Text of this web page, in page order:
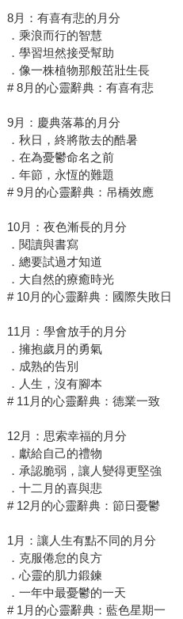
8月：有喜有悲的月分
．乘浪而行的智慧
．學習坦然接受幫助
．像一株植物那般茁壯生長
# 8月的心靈辭典：有喜有悲
9月：慶典落幕的月分
．秋日，終將散去的酷暑
．在為憂鬱命名之前
．年節，永恆的難題
# 9月的心靈辭典：吊橋效應
10月：夜色漸長的月分
．閱讀與書寫
．總要試過才知道
．大自然的療癒時光
# 10月的心靈辭典：國際失敗日
11月：學會放手的月分
．擁抱歲月的勇氣
．成熟的告別
．人生，沒有腳本
# 11月的心靈辭典：德業一致
12月：思索幸福的月分
．獻給自己的禮物
．承認脆弱，讓人變得更堅強
．十二月的喜與悲
# 12月的心靈辭典：節日憂鬱
1月：讓人生有點不同的月分
．克服倦怠的良方
．心靈的肌力鍛鍊
．一年中最憂鬱的一天
# 1月的心靈辭典：藍色星期一